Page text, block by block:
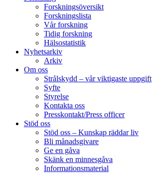
Forskningsöversikt
Forskningslista
Vår forskning
Tidig forskning
Hälsostatistik
Nyhetsarkiv
Arkiv
Om oss
Strålskydd – vår viktigaste uppgift
Syfte
Styrelse
Kontakta oss
Presskontakt/Press officer
Stöd oss
Stöd oss – Kunskap räddar liv
Bli månadsgivare
Ge en gåva
Skänk en minnesgåva
Informationsmaterial